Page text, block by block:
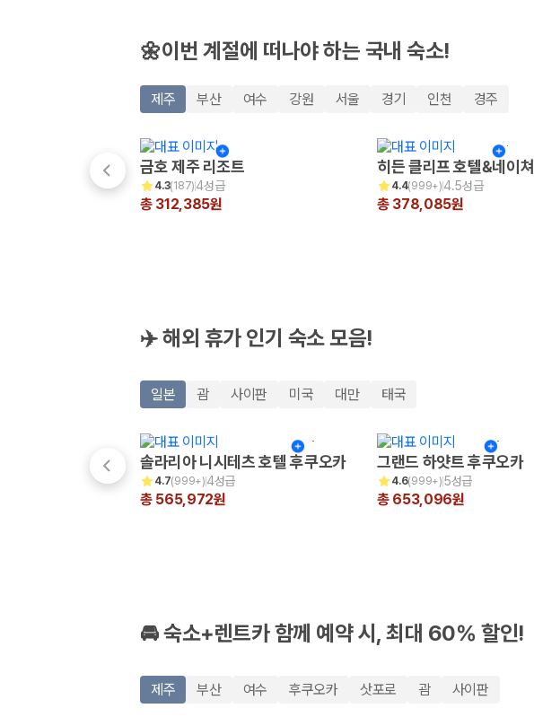
Q. 가족 여행에는 어떤 제주 렌트카를 비교해야 하나요?
제주렌트카 가격비교 주요 링크
국내 렌트카 가격비교
해외 렌트카 가격비교
카모아 사이트맵
🌼이번 계절에 떠나야 하는 국내 숙소!
제주 부산 여수 강원 서울 경기 인천 경주
금호 제주 리조트
4.3(187) 4성급
총 312,385원
히든 클리프 호텔&네이쳐
4.4(999+)4.5성급
총 378,085원
✈️ 해외 휴가 인기 숙소 모음!
일본 괌 사이판 미국 대만 태국
솔라리아 니시테츠 호텔 후쿠오카
4.7(999+)4성급
총 565,972원
그랜드 하얏트 후쿠오카
4.6(999+)5성급
총 653,096원
🚘 숙소+렌트카 함께 예약 시, 최대 60% 할인!
제주 부산 여수 후쿠오카 삿포로 괌 사이판